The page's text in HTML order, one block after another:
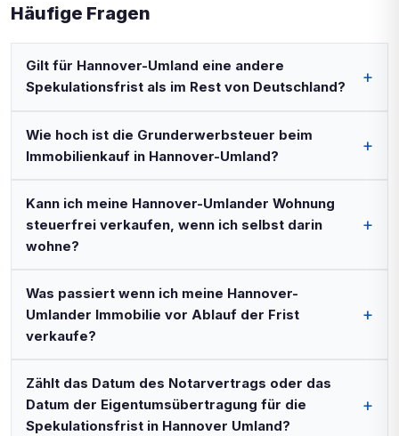
Häufige Fragen
Gilt für Hannover-Umland eine andere
Spekulationsfrist als im Rest von Deutschland?
Wie hoch ist die Grunderwerbsteuer beim
Immobilienkauf in Hannover-Umland?
Kann ich meine Hannover-Umlander Wohnung
steuerfrei verkaufen, wenn ich selbst darin
wohne?
Was passiert wenn ich meine Hannover-
Umlander Immobilie vor Ablauf der Frist
verkaufe?
Zählt das Datum des Notarvertrags oder das
Datum der Eigentumsübertragung für die
Spekulationsfrist in Hannover Umland?